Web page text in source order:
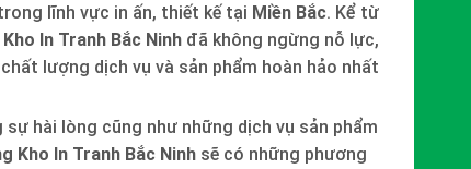
lĩnh vực in ấn, thiết kế tại Miền Bắc. Kể từ
In Tranh Bắc Ninh đã không ngừng nỗ lực,
lượng dịch vụ và sản phẩm hoàn hảo nhất
hài lòng cũng như những dịch vụ sản phẩm
Kho In Tranh Bắc Ninh sẽ có những phương